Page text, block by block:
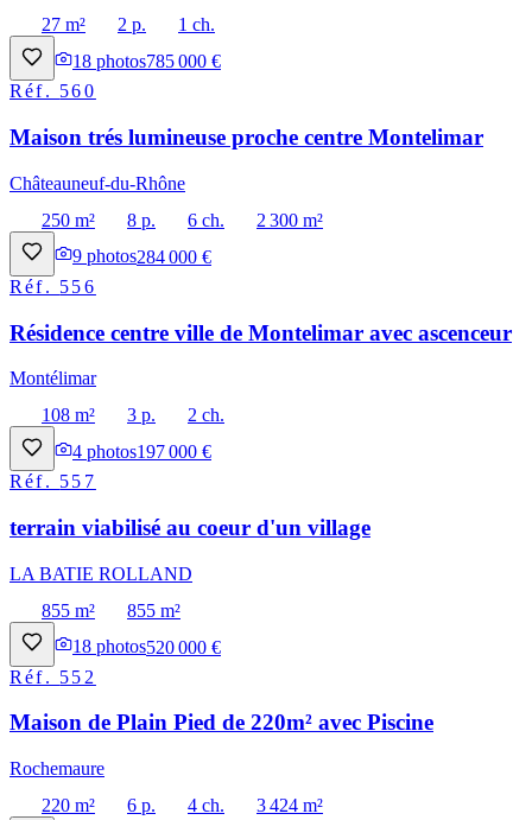
27 m²
2 p.
1 ch.
18 photos785 000 €
Réf. 560
Maison trés lumineuse proche centre Montelimar
Châteauneuf-du-Rhône
250 m²
8 p. 6 ch.
2 300 m²
9 photos284 000 €
Réf. 556
Résidence centre ville de Montelimar avec ascenceur
Montélimar
108 m²
3 p.
2 ch.
4 photos197 000 €
Réf. 557
terrain viabilisé au coeur d'un village
LA BATIE ROLLAND
855 m²
855 m²
18 photos520 000 €
Réf. 552
Maison de Plain Pied de 220m² avec Piscine
Rochemaure
220 m²
6 p. 4 ch.
3 424 m²